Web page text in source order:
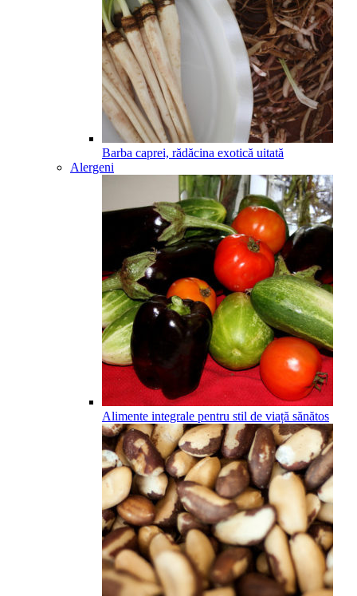
Barba caprei, rădăcina exotică uitată
Alergeni
Alimente integrale pentru stil de viață sănătos